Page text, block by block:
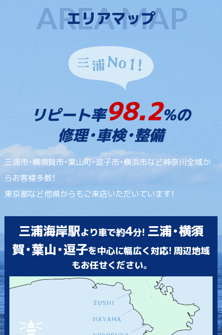
エリアマップ
リピート率98.2%の
修理・車検・整備
三浦市・横須賀市・葉山町・逗子市・横浜市など神奈川全域か
らお客様多数！
東京都など他県からもご来店いただいています！
三浦海岸駅より車で約4分! 三浦・横須
賀・葉山・逗子を中心に幅広く対応! 周辺地域
もお任せください。